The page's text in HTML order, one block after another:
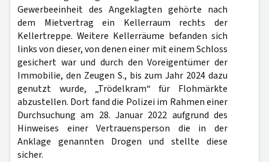
Gewerbeeinheit des Angeklagten gehörte nach
dem Mietvertrag ein Kellerraum rechts der
Kellertreppe. Weitere Kellerräume befanden sich
links von dieser, von denen einer mit einem Schloss
gesichert war und durch den Voreigentümer der
Immobilie, den Zeugen S., bis zum Jahr 2024 dazu
genutzt wurde, „Trödelkram“ für Flohmärkte
abzustellen. Dort fand die Polizei im Rahmen einer
Durchsuchung am 28. Januar 2022 aufgrund des
Hinweises einer Vertrauensperson die in der
Anklage genannten Drogen und stellte diese
sicher.